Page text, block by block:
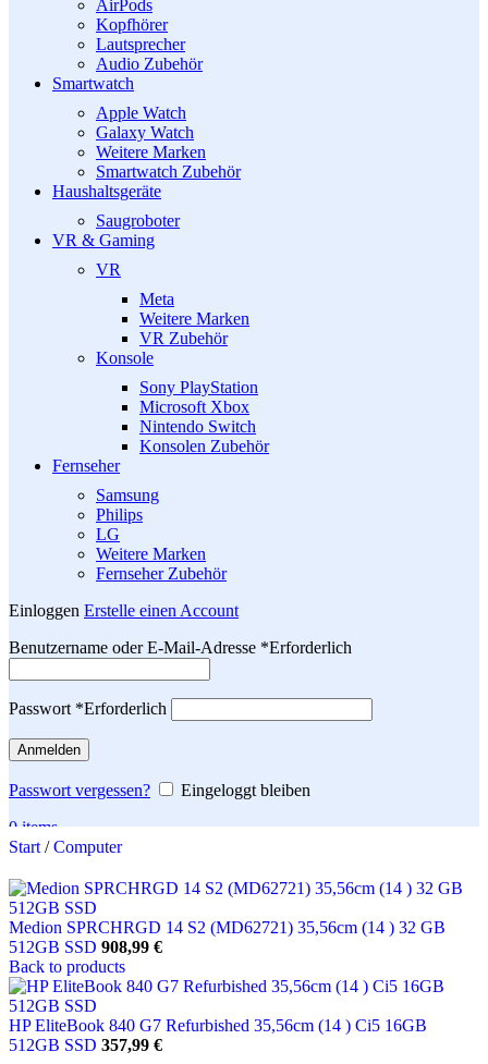
AirPods
Kopfhörer
Lautsprecher
Audio Zubehör
Smartwatch
Apple Watch
Galaxy Watch
Weitere Marken
Smartwatch Zubehör
Haushaltsgeräte
Saugroboter
VR & Gaming
VR
Meta
Weitere Marken
VR Zubehör
Konsole
Sony PlayStation
Microsoft Xbox
Nintendo Switch
Konsolen Zubehör
Fernseher
Samsung
Philips
LG
Weitere Marken
Fernseher Zubehör
Einloggen Erstelle einen Account
Benutzername oder E-Mail-Adresse *Erforderlich
Passwort *Erforderlich
Anmelden
Passwort vergessen?
Eingeloggt bleiben
0items
Start / Computer
Medion SPRCHRGD 14 S2 (MD62721) 35,56cm (14 ) 32 GB
512GB SSD 908,99 €
Back to products
HP EliteBook 840 G7 Refurbished 35,56cm (14 ) Ci5 16GB
512GB SSD 357,99 €